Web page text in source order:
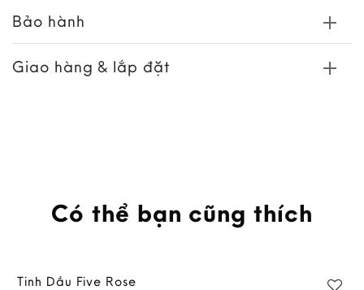
Bảo hành
Giao hàng & lắp đặt
Có thể bạn cũng thích
Tinh Dầu Five Rose